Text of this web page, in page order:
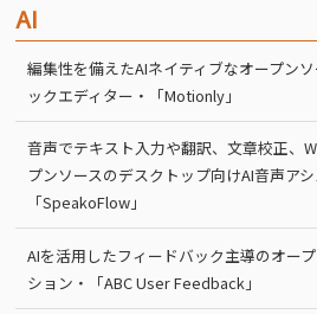
AI
編集性を備えたAIネイティブなオープン
ックエディター・「Motionly」
音声でテキスト入力や翻訳、文章校正、
プンソースのデスクトップ向けAI音声アシ
「SpeakoFlow」
AIを活用したフィードバック主導のオー
ション・「ABC User Feedback」